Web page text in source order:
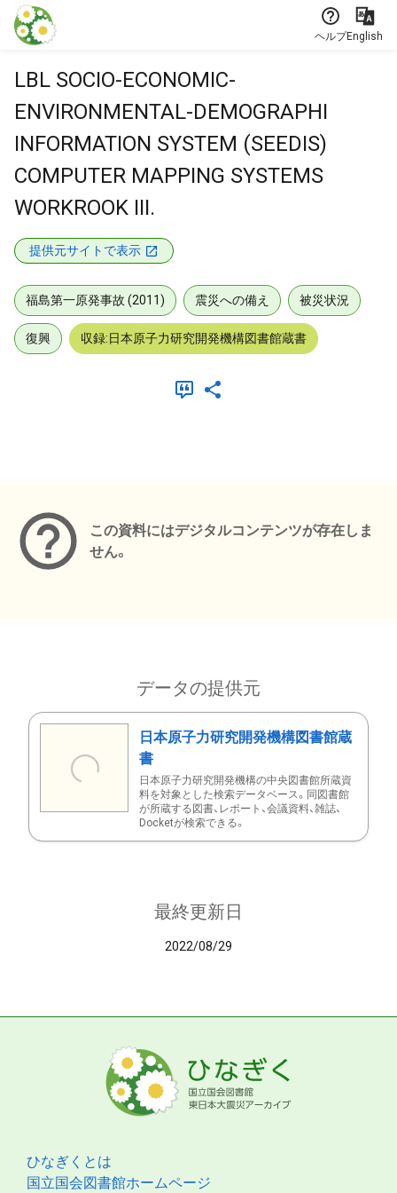
本文に飛ぶ
ヘルプEnglish
LBL SOCIO-ECONOMIC-
ENVIRONMENTAL-DEMOGRAPHI
INFORMATION SYSTEM (SEEDIS)
COMPUTER MAPPING SYSTEMS
WORKROOK III.
提供元サイトで表示
福島第一原発事故 (2011) 震災への備え 被災状況
復興 収録:日本原子力研究開発機構図書館蔵書
この資料にはデジタルコンテンツが存在しま
せん。
データの提供元
日本原子力研究開発機構図書館蔵
書
日本原子力研究開発機構の中央図書館所蔵資
料を対象とした検索データベース。同図書館
が所蔵する図書、レポート、会議資料、雑誌、
Docketが検索できる。
最終更新日
2022/08/29
ひなぎくとは
国立国会図書館ホームページ